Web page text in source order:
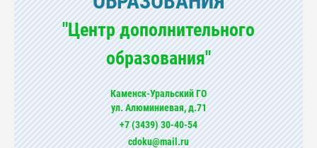
"Центр дополнительного
образования"
Каменск-Уральский ГО
ул. Алюминиевая, д.71
+7 (3439) 30-40-54
cdoku@mail.ru